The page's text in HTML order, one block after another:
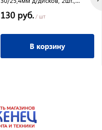
130 руб. / шт
В корзину